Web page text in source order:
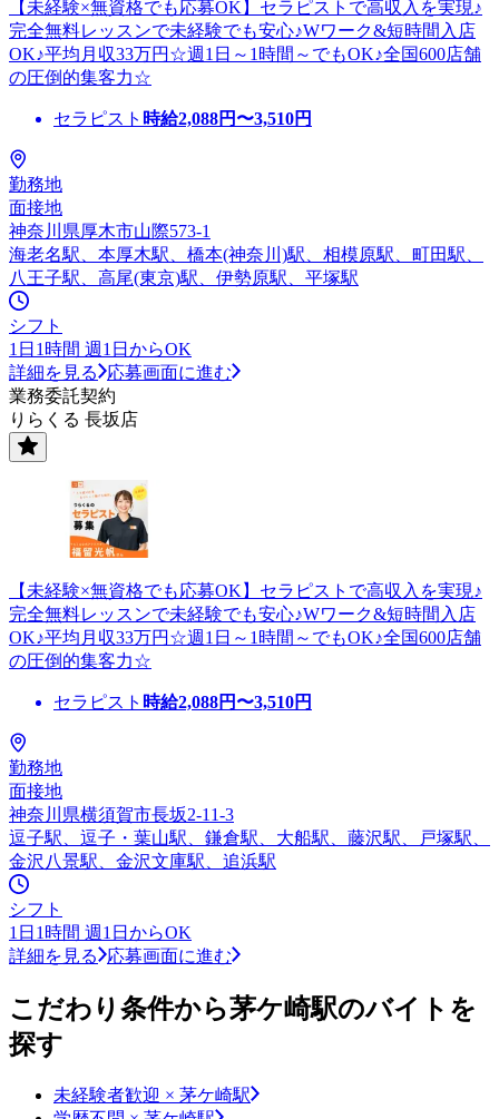
【未経験×無資格でも応募OK】セラピストで高収入を実現♪
完全無料レッスンで未経験でも安心♪Wワーク&短時間入店
OK♪平均月収33万円☆週1日～1時間～でもOK♪全国600店舗
の圧倒的集客力☆
セラピスト 時給2,088円〜3,510円
勤務地
面接地
神奈川県厚木市山際573-1
海老名駅、本厚木駅、橋本(神奈川)駅、相模原駅、町田駅、
八王子駅、高尾(東京)駅、伊勢原駅、平塚駅
シフト
1日1時間 週1日からOK
詳細を見る
応募画面に進む
業務委託契約
りらくる 長坂店
【未経験×無資格でも応募OK】セラピストで高収入を実現♪
完全無料レッスンで未経験でも安心♪Wワーク&短時間入店
OK♪平均月収33万円☆週1日～1時間～でもOK♪全国600店舗
の圧倒的集客力☆
セラピスト 時給2,088円〜3,510円
勤務地
面接地
神奈川県横須賀市長坂2-11-3
逗子駅、逗子・葉山駅、鎌倉駅、大船駅、藤沢駅、戸塚駅、
金沢八景駅、金沢文庫駅、追浜駅
シフト
1日1時間 週1日からOK
詳細を見る
応募画面に進む
こだわり条件から茅ケ崎駅のバイトを
探す
未経験者歓迎 × 茅ケ崎駅